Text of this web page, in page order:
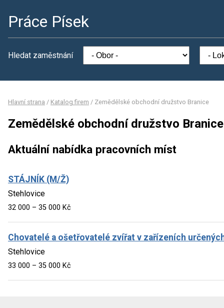
Práce Písek
Hledat zaměstnání
Hlavní strana / Katalog firem / Zemědělské obchodní družstvo Branice
Zemědělské obchodní družstvo Branice
Aktuální nabídka pracovních míst
STÁJNÍK (M/Ž)
Stehlovice
32 000 – 35 000 Kč
Chovatelé a ošetřovatelé zvířat v zařízeních
Stehlovice
33 000 – 35 000 Kč